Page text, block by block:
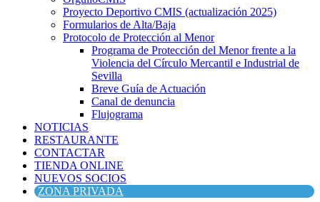
Proyecto Deportivo CMIS (actualización 2025)
Formularios de Alta/Baja
Protocolo de Protección al Menor
Programa de Protección del Menor frente a la
Violencia del Círculo Mercantil e Industrial de
Sevilla
Breve Guía de Actuación
Canal de denuncia
Flujograma
NOTICIAS
RESTAURANTE
CONTACTAR
TIENDA ONLINE
NUEVOS SOCIOS
ZONA PRIVADA